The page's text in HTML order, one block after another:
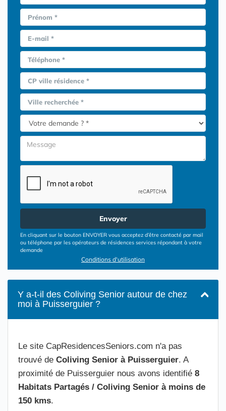
Prénom *
E-mail *
Téléphone *
CP ville résidence *
Ville recherchée *
Envoyer
En cliquant sur le bouton ENVOYER vous acceptez d’être contacté par mail
ou téléphone par les opérateurs de résidences services répondant à votre
demande
Conditions d'utilisation
Y a-t-il des Coliving Senior autour de chez
moi à Puisserguier ?
Le site CapResidencesSeniors.com n'a pas
trouvé de Coliving Senior à Puisserguier. A
proximité de Puisserguier nous avons identifié 8
Habitats Partagés / Coliving Senior à moins de
150 kms.